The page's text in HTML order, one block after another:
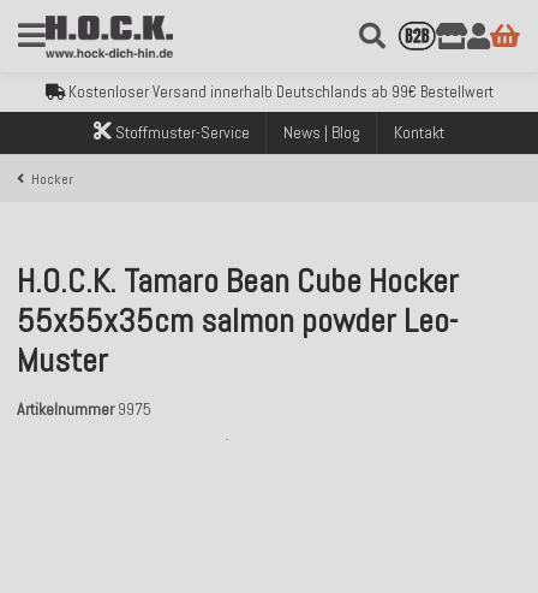
Kostenloser Versand innerhalb Deutschlands ab 99€ Bestellwert
Über 120.000 erfolgreich versendete Bestellungen
Kostenloser Versand innerhalb Deutschlands ab 99€ Bestellwert
Über 120.000 erfolgreich versendete Bestellungen
Sicher bezahlen mit Klarna, PayPal & Amazon Pay
Kostenloser Versand innerhalb Deutschlands ab 99€ Bestellwert
Stoffmuster-Service News | Blog Kontakt
Hocker
H.O.C.K. Tamaro Bean Cube Hocker
55x55x35cm salmon powder Leo-
Muster
Artikelnummer 9975